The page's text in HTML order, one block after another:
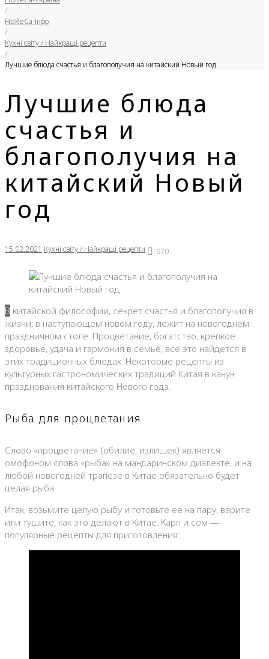
/
HoReCa-Інфо
/
Кухні світу / Найкращі рецепти
/
Лучшие блюда счастья и благополучия на китайский Новый год
Лучшие блюда
счастья и
благополучия на
китайский Новый
год
15.02.2021 Кухні світу / Найкращі рецепти 970
В китайской философии, секрет счастья и благополучия в
жизни, в наступающем новом году, лежит на новогоднем
праздничном столе. Процветание, богатство, крепкое
здоровье, удача и гармония в семье, все это найдется в
этих традиционных блюдах. Некоторые рецепты из
культурных гастрономических традиций Китая в канун
празднования китайского Нового года.
Рыба для процветания
Слово «процветание» (обилие, излишек) является
омофоном слова «рыба» на мандаринском диалекте, и на
любой новогодней трапезе в Китае обязательно будет
целая рыба.
Итак, возьмите целую рыбу и готовьте ее на пару, варите
или тушите, как это делают в Китае. Карп и сом —
популярные рецепты для приготовления: